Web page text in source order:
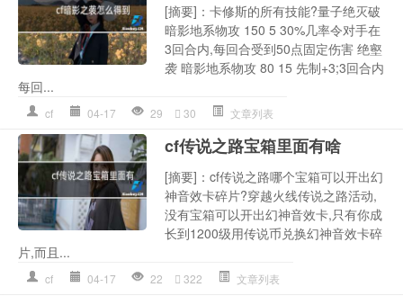
[摘要]：卡修斯的所有技能?量子绝灭破
暗影地系物攻 150 5 30%几率令对手在
3回合内,每回合受到50点固定伤害 绝壑
袭 暗影地系物攻 80 15 先制+3;3回合内
每回...
cf 04-17 29 30 文章列表
cf传说之路宝箱里面有啥
[摘要]：cf传说之路哪个宝箱可以开出幻
神音效卡碎片?穿越火线传说之路活动,
没有宝箱可以开出幻神音效卡,只有你成
长到1200级用传说币兑换幻神音效卡碎
片,而且...
cf 04-17 22 322 文章列表